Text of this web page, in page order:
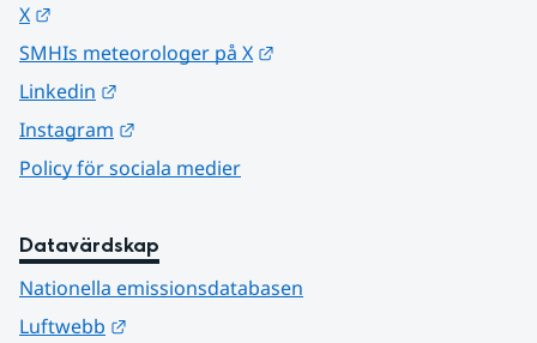
X
SMHIs meteorologer på X
Linkedin
Instagram
Policy för sociala medier
Datavärdskap
Nationella emissionsdatabasen
Luftwebb